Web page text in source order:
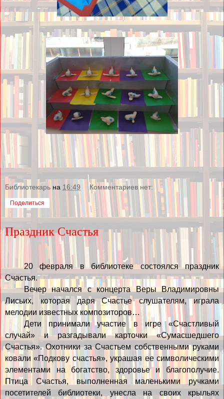
Библиотекарь на 16:49 Комментариев нет:
Поделиться
Праздник Счастья
20 февраля в библиотеке состоялся праздник
Счастья.
Вечер начался с концерта Веры Владимировны
Лисьих, которая даря Счастье слушателям, играла
мелодии известных композиторов…
Дети принимали участие в игре «Счастливый
случай» и разгадывали карточки «Сумасшедшего
Счастья». Охотники за Счастьем собственными руками
ковали «Подкову счастья», украшая ее символическими
элементами на богатство, здоровье и благополучие.
Птица Счастья, выполненная маленькими ручками
посетителей библиотеки, унесла на своих крыльях